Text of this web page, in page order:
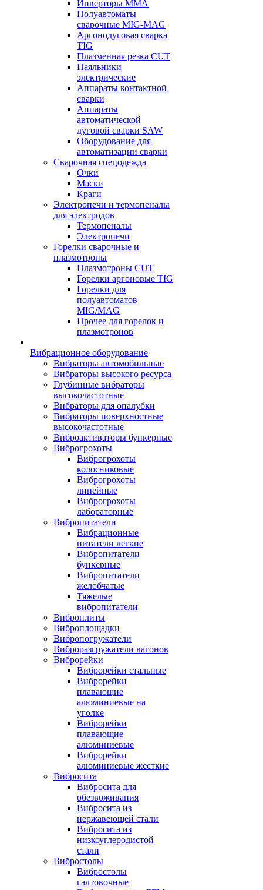
Инверторы ММА
Полуавтоматы
сварочные MIG-MAG
Аргонодуговая сварка
TIG
Плазменная резка CUT
Паяльники
электрические
Аппараты контактной
сварки
Аппараты
автоматической
дуговой сварки SAW
Оборудование для
автоматизации сварки
Сварочная спецодежда
Очки
Маски
Краги
Электропечи и термопеналы
для электродов
Термопеналы
Электропечи
Горелки сварочные и
плазмотроны
Плазмотроны CUT
Горелки аргоновые TIG
Горелки для
полуавтоматов
MIG/MAG
Прочее для горелок и
плазмотронов
Вибрационное оборудование
Вибраторы автомобильные
Вибраторы высокого ресурса
Глубинные вибраторы
высокочастотные
Вибраторы для опалубки
Вибраторы поверхностные
высокочастотные
Виброактиваторы бункерные
Виброгрохоты
Виброгрохоты
колосниковые
Виброгрохоты
линейные
Виброгрохоты
лабораторные
Вибропитатели
Вибрационные
питатели легкие
Вибропитатели
бункерные
Вибропитатели
желобчатые
Тяжелые
вибропитатели
Виброплиты
Виброплощадки
Вибропогружатели
Виброразгружатели вагонов
Виброрейки
Виброрейки стальные
Виброрейки
плавающие
алюминиевые на
уголке
Виброрейки
плавающие
алюминиевые
Виброрейки
алюминиевые жесткие
Вибросита
Вибросита для
обезвоживания
Вибросита из
нержавеющей стали
Вибросита из
низкоуглеродистой
стали
Вибростолы
Вибростолы
галтовочные